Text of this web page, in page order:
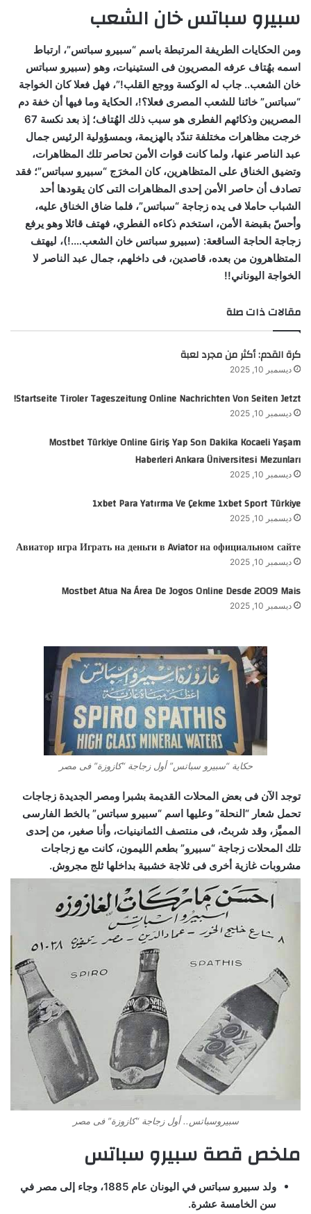
سبيرو سباتس خان الشعب
ومن الحكايات الطريفة المرتبطة باسم “سبيرو سباتس”، ارتباط
اسمه بهُتاف عرفه المصريون فى الستينيات، وهو (سبيرو سباتس
خان الشعب.. جاب له الوكسة ووجع القلب!”، فهل فعلا كان الخواجة
“سباتس” خائنا للشعب المصرى فعلا؟!، الحكاية وما فيها أن خفة دم
المصريين وذكائهم الفطرى هو سبب ذلك الهُتاف؛ إذ بعد نكسة 67
خرجت مظاهرات مختلفة تندّد بالهزيمة، وبمسؤولية الرئيس جمال
عبد الناصر عنها، ولما كانت قوات الأمن تحاصر تلك المظاهرات،
وتضيق الخناق على المتظاهرين، كان المخرَج “سبيرو سباتس”؛ فقد
تصادف أن حاصر الأمن إحدى المظاهرات التى كان يقودها أحد
الشباب حاملا فى يده زجاجة “سباتس”، فلما ضاق الخناق عليه،
وأحسّ بقبضة الأمن، استخدم ذكاءه الفطري، فهتف قائلا وهو يرفع
زجاجة الحاجة الساقعة: (سبيرو سباتس خان الشعب….!)، ليهتف
المتظاهرون من بعده، قاصدين، فى داخلهم، جمال عبد الناصر لا
الخواجة اليوناني!!
مقالات ذات صلة
كرة القدم: أكثر من مجرد لعبة
ديسمبر 10, 2025
Startseite Tiroler Tageszeitung Online Nachrichten Von Seiten Jetzt!
ديسمبر 10, 2025
Mostbet Türkiye Online Giriş Yap Son Dakika Kocaeli Yaşam
Haberleri Ankara Üniversitesi Mezunları
ديسمبر 10, 2025
1xbet Para Yatırma Ve Çekme 1xbet Sport Türkiye
ديسمبر 10, 2025
Авиатор игра Играть на деньги в Aviator на официальном сайте
ديسمبر 10, 2025
Mostbet Atua Na Área De Jogos Online Desde 2009 Mais
ديسمبر 10, 2025
حكاية “سبيرو سباتس” أول زجاجة “كازوزة” فى مصر
توجد الآن فى بعض المحلات القديمة بشبرا ومصر الجديدة زجاجات
تحمل شعار “النحلة” وعليها اسم “سبيرو سباتس” بالخط الفارسى
المميَّز، وقد شربتُ، فى منتصف الثمانينيات، وأنا صغير، من إحدى
تلك المحلات زجاجة “سبيرو” بطعم الليمون، كانت مع زجاجات
مشروبات غازية أخرى فى ثلاجة خشبية بداخلها ثلج مجروش.
سبيروسباتس.. أول زجاجة “كازوزة” فى مصر
ملخص قصة سبيرو سباتس
ولد سبيرو سباتس في اليونان عام 1885، وجاء إلى مصر في
سن الخامسة عشرة.